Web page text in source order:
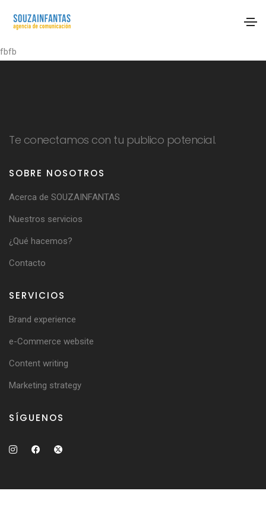
fbfb
Te conectamos con tu publico potencial.
SOBRE NOSOTROS
Acerca de SOUZAINFANTAS
Nuestros servicios
¿Qué hacemos?
Contacto
SERVICIOS
Brand experience
e-Commerce website
Content writing
Marketing strategy
SÍGUENOS